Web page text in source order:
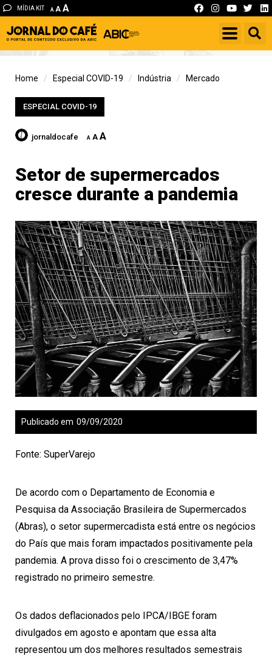
MÍDIA KIT A A A
Home Especial COVID-19 Indústria Mercado
ESPECIAL COVID-19
jornaldocafe A A A
Setor de supermercados
cresce durante a pandemia
09/09/2020
Publicado em
Fonte: SuperVarejo
De acordo com o Departamento de Economia e
Pesquisa da Associação Brasileira de Supermercados
(Abras), o setor supermercadista está entre os negócios
do País que mais foram impactados positivamente pela
pandemia. A prova disso foi o crescimento de 3,47%
registrado no primeiro semestre.
Os dados deflacionados pelo IPCA/IBGE foram
divulgados em agosto e apontam que essa alta
representou um dos melhores resultados semestrais